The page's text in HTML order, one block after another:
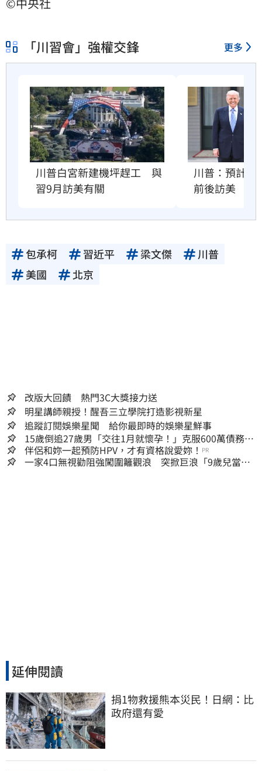
「川習會」強權交鋒 更多
川普白宮新建機坪趕工　與
習9月訪美有關
川普：預計習
前後訪美
包承柯 習近平 梁文傑
川普
美國
北京
改版大回饋 熱門3C大獎接力送
明星講師親授！醒吾三立學院打造影視新星
追蹤訂閱娛樂星聞 給你最即時的娛樂星鮮事
15歲倒追27歲男「交往1月就懷孕！」克服600萬債務
36歲美魔女當阿嬤了
伴侶和妳一起預防HPV，才有資格說愛妳！ PR
一家4口無視勸阻強闖圍籬觀浪 突掀巨浪「9歲兒當場
延伸閱讀
捐1物救援熊本災民！日網：比
政府還有愛